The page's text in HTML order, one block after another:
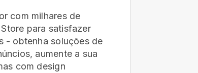
com milhares de
para satisfazer
- obtenha soluções de
aumente a sua
com design